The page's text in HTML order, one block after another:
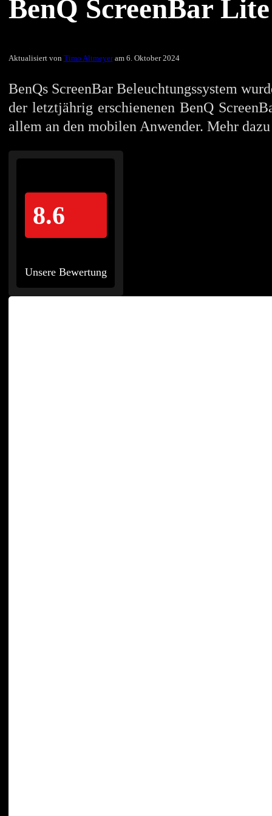
BenQ ScreenBar
Aktualisiert von Timo Altmeyeram 6. Oktober 2024
BenQs ScreenBar Beleuchtungssystem
der letztjährig erschienenen BenQ
allem an den mobilen Anwender. Mehr
8.6
Unsere Bewertung